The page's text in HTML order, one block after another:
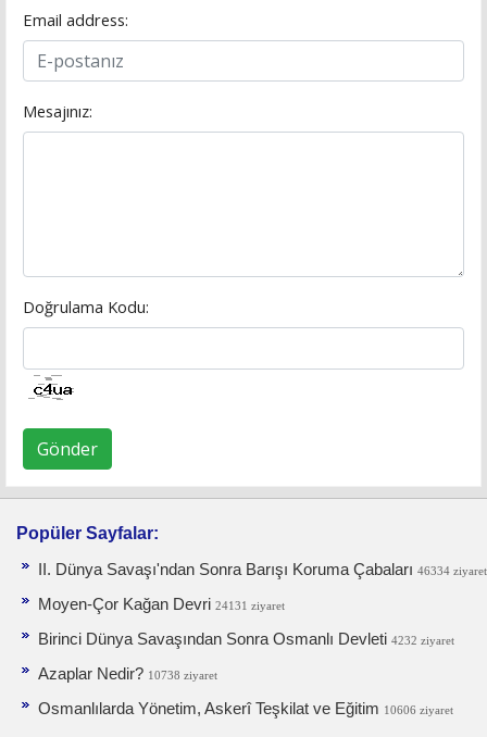
Email address:
Mesajınız:
Doğrulama Kodu:
Gönder
Popüler Sayfalar:
II. Dünya Savaşı'ndan Sonra Barışı Koruma Ça­baları 46334 ziyaret
Moyen-Çor Kağan Devri 24131 ziyaret
Birinci Dünya Savaşından Sonra Osmanlı Devleti 4232 ziyaret
Azaplar Nedir? 10738 ziyaret
Osmanlılarda Yönetim, Askerî Teşkilat ve Eğitim 10606 ziyaret